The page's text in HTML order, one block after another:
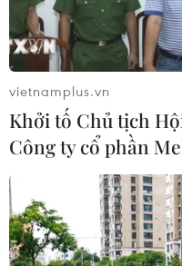
mức giảm lên đến 70%.
vietnamplus.vn
Khởi tố Chủ tịch
Công ty cổ phần